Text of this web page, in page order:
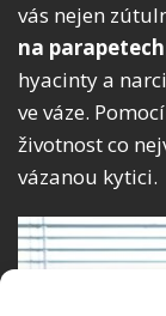
vás nejen
na
hyacinty a
ve váze.
životnost co
vázanou kytici.